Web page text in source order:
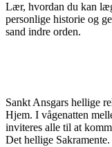
Lær, hvordan du kan
personlige historie og
sand indre orden.
Sankt Ansgars hellige
Hjem. I vågenatten
inviteres alle til at
Det hellige